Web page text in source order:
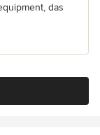
das